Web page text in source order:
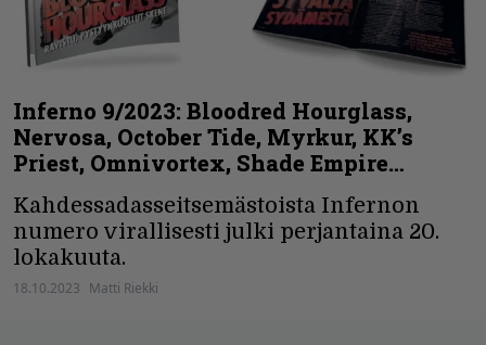
Inferno 9/2023: Bloodred Hourglass,
Nervosa, October Tide, Myrkur, KK’s
Priest, Omnivortex, Shade Empire…
Kahdessadasseitsemästoista Infernon
numero virallisesti julki perjantaina 20.
lokakuuta.
18.10.2023 Matti Riekki